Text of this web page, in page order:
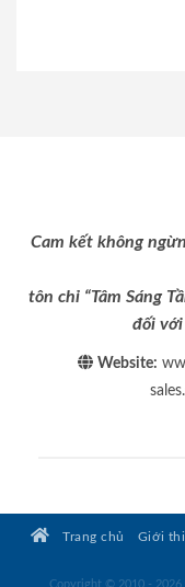
Cam kết không
tôn chỉ “Tâm Sáng
đối với
Website:
Trang chủ Giới
Copyright © 2010 - 2026